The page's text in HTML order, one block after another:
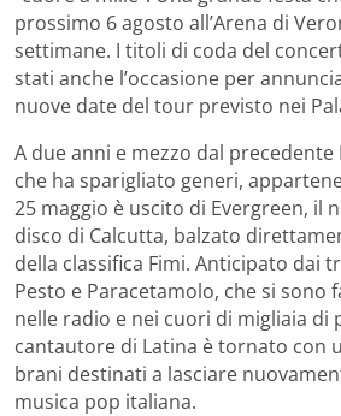
prossimo 6 agosto all’Arena di
settimane. I titoli di coda del
stati anche l’occasione per
nuove date del tour previsto nei
A due anni e mezzo dal
che ha sparigliato generi,
25 maggio è uscito di Evergreen, il
disco di Calcutta, balzato
della classifica Fimi. Anticipato dai
Pesto e Paracetamolo, che si sono
nelle radio e nei cuori di migliaia di
cantautore di Latina è tornato con
brani destinati a lasciare
musica pop italiana.